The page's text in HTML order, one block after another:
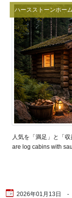
ハースストーンホーム
人気を「満足」と「
are log cabins with
2026年01月13日 -